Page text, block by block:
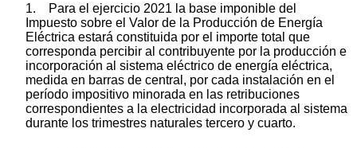
1. Para el ejercicio 2021 la base imponible del
Impuesto sobre el Valor de la Producción de Energía
Eléctrica estará constituida por el importe total que
corresponda percibir al contribuyente por la producción e
incorporación al sistema eléctrico de energía eléctrica,
medida en barras de central, por cada instalación en el
período impositivo minorada en las retribuciones
correspondientes a la electricidad incorporada al sistema
durante los trimestres naturales tercero y cuarto.